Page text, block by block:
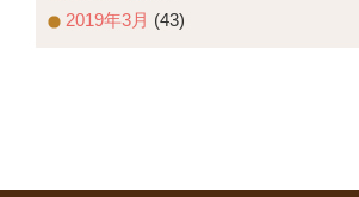
2019年3月 (43)